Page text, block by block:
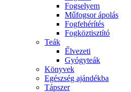
Fogselyem
Műfogsor ápolás
Fogfehérítés
Fogköztisztító
Teák
É́lvezeti
Gyógyteák
Könyvek
Egészség ajándékba
Tápszer